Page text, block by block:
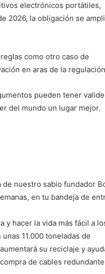
electrónicos portátiles,
2026, la obligación se
como otro caso de
en aras de la
pueden tener
del mundo un lugar mejor.
nuestro sabio fundador
en tu bandeja de
y hacer la vida más fácil a
11.000 toneladas de
su reciclaje y
de cables